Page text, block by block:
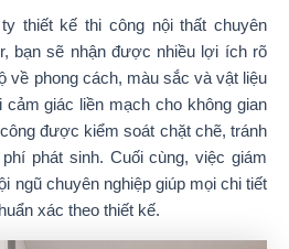
thiết kế thi công nội thất chuyên
bạn sẽ nhận được nhiều lợi ích rõ
về phong cách, màu sắc và vật liệu
giác liền mạch cho không gian
được kiểm soát chặt chẽ, tránh
phát sinh. Cuối cùng, việc giám
ngũ chuyên nghiệp giúp mọi chi tiết
xác theo thiết kế.